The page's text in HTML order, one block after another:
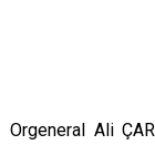
Orgeneral Ali